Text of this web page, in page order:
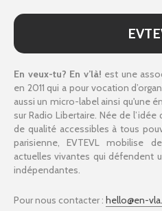
En veux-tu? En v’là! est une
en 2011 qui a pour vocation
aussi un micro-label ainsi qu'une
sur Radio Libertaire. Née de
de qualité accessibles à tous
parisienne, EVTEVL mobilise
actuelles vivantes qui défendent
indépendantes.
Pour nous contacter : hello@en-